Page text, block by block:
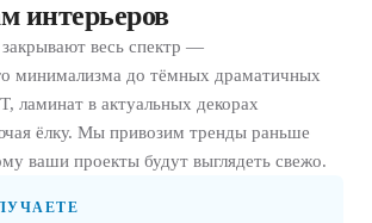
интерьеров
весь спектр —
минимализма до тёмных драматичных
ламинат в актуальных декорах
ёлку. Мы привозим тренды раньше
ваши проекты будут выглядеть свежо.